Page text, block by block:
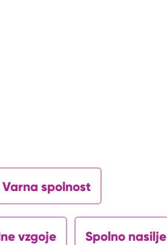
Varna spolnost
vzgoje Spolno nasilje